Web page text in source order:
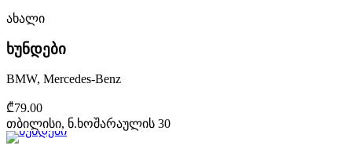
ახალი
ხუნდები
BMW, Mercedes-Benz
₾79.00
თბილისი, ნ.ხოშარაულის 30